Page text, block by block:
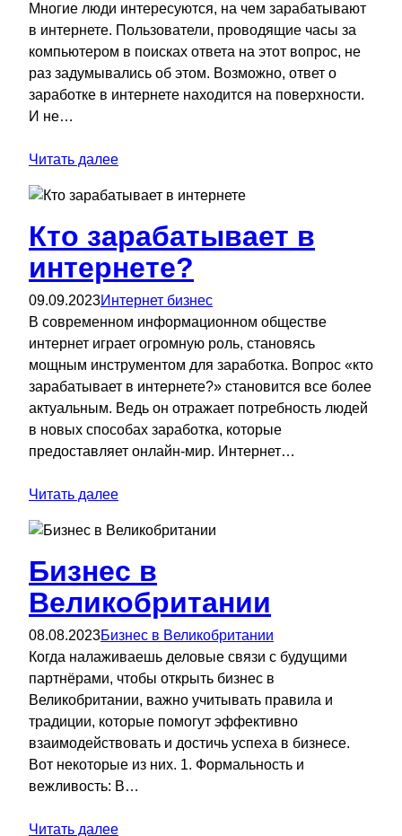
Многие люди интересуются, на чем зарабатывают
в интернете. Пользователи, проводящие часы за
компьютером в поисках ответа на этот вопрос, не
раз задумывались об этом. Возможно, ответ о
заработке в интернете находится на поверхности.
И не…
Читать далее
Кто зарабатывает в
интернете?
09.09.2023Интернет бизнес
В современном информационном обществе
интернет играет огромную роль, становясь
мощным инструментом для заработка. Вопрос «кто
зарабатывает в интернете?» становится все более
актуальным. Ведь он отражает потребность людей
в новых способах заработка, которые
предоставляет онлайн-мир. Интернет…
Читать далее
Бизнес в
Великобритании
08.08.2023Бизнес в Великобритании
Когда налаживаешь деловые связи с будущими
партнёрами, чтобы открыть бизнес в
Великобритании, важно учитывать правила и
традиции, которые помогут эффективно
взаимодействовать и достичь успеха в бизнесе.
Вот некоторые из них. 1. Формальность и
вежливость: В…
Читать далее